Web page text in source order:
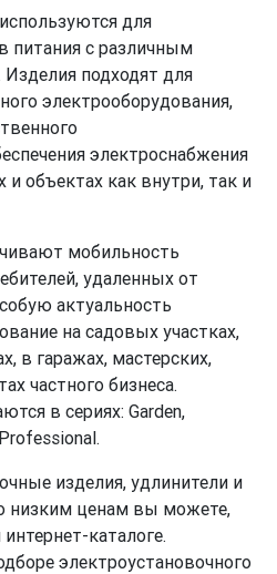
для
питания с различным
подходят для
электрооборудования,
электроснабжения
объектах как внутри, так и
мобильность
удаленных от
актуальность
на садовых участках,
в гаражах, мастерских,
частного бизнеса.
в сериях: Garden,
изделия, удлинители и
низким ценам вы можете,
каталоге.
электроустановочного